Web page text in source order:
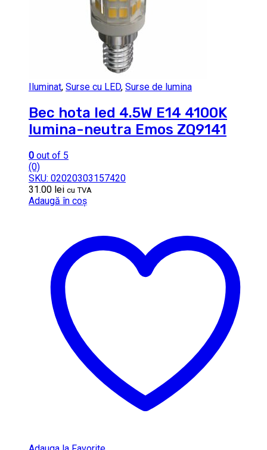
Iluminat, Surse cu LED, Surse de lumina
Bec hota led 4.5W E14 4100K
lumina-neutra Emos ZQ9141
0 out of 5
(0)
SKU: 02020303157420
31.00 lei cu TVA
Adaugă în coș